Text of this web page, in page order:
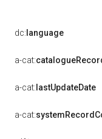
dc: language
a-cat:
a-cat: lastUpdateDate
a-cat: